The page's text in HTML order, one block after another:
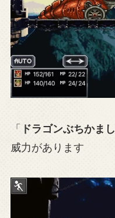
「 ドラゴンぶちかまし
威力があります